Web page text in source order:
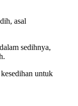
asal
sedihnya,
untuk